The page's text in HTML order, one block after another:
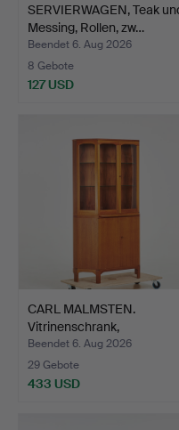
SERVIERWAGEN, Teak
Messing, Rollen, zw…
Beendet 6. Aug 2026
8 Gebote
127 USD
CARL MALMSTEN.
Vitrinenschrank,
"Undantage…
Beendet 6. Aug 2026
29 Gebote
433 USD